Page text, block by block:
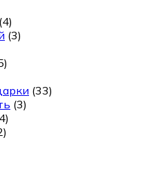
(4)
(3)
(33)
(3)